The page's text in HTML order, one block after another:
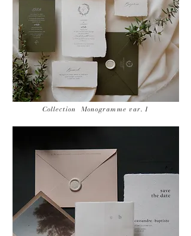
Collection Monogramme var. 1